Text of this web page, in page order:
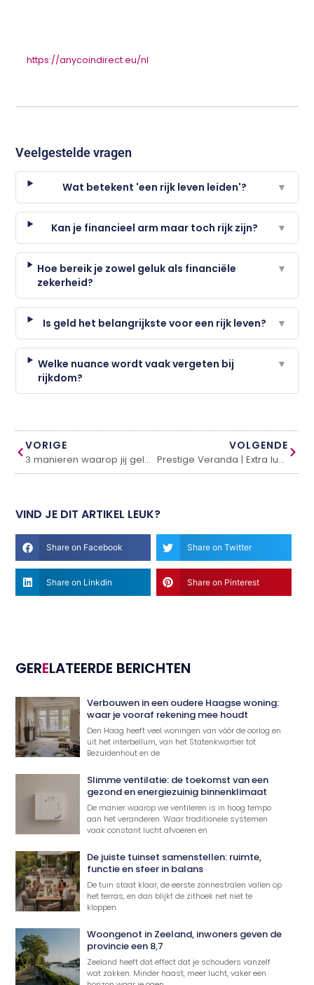
https://anycoindirect.eu/nl
Veelgestelde vragen
Wat betekent 'een rijk leven leiden'? ▼
Kan je financieel arm maar toch rijk zijn? ▼
Hoe bereik je zowel geluk als financiële
zekerheid?
▼
Is geld het belangrijkste voor een rijk leven? ▼
Welke nuance wordt vaak vergeten bij
rijkdom?
▼
VORIGE
3 manieren waarop jij geld kunt besparen
VOLGENDE
Prestige Veranda | Extra luxe veranda voor uw tuin!
VIND JE DIT ARTIKEL LEUK?
Share on Facebook Share on Twitter
Share on Linkdin Share on Pinterest
GERELATEERDE BERICHTEN
Verbouwen in een oudere Haagse woning:
waar je vooraf rekening mee houdt
Den Haag heeft veel woningen van vóór de oorlog en
uit het interbellum, van het Statenkwartier tot
Bezuidenhout en de
Slimme ventilatie: de toekomst van een
gezond en energiezuinig binnenklimaat
De manier waarop we ventileren is in hoog tempo
aan het veranderen. Waar traditionele systemen
vaak constant lucht afvoeren en
De juiste tuinset samenstellen: ruimte,
functie en sfeer in balans
De tuin staat klaar, de eerste zonnestralen vallen op
het terras, en dan blijkt de zithoek net niet te
kloppen.
Woongenot in Zeeland, inwoners geven de
provincie een 8,7
Zeeland heeft dat effect dat je schouders vanzelf
wat zakken. Minder haast, meer lucht, vaker een